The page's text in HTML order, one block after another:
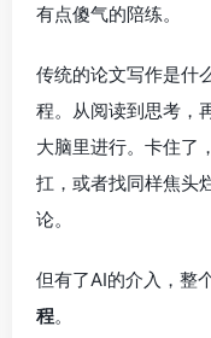
有点傻气的陪练。
传统的论文写作是什
程。从阅读到思考，
大脑里进行。卡住了
扛，或者找同样焦头
论。
但有了AI的介入，整
程。